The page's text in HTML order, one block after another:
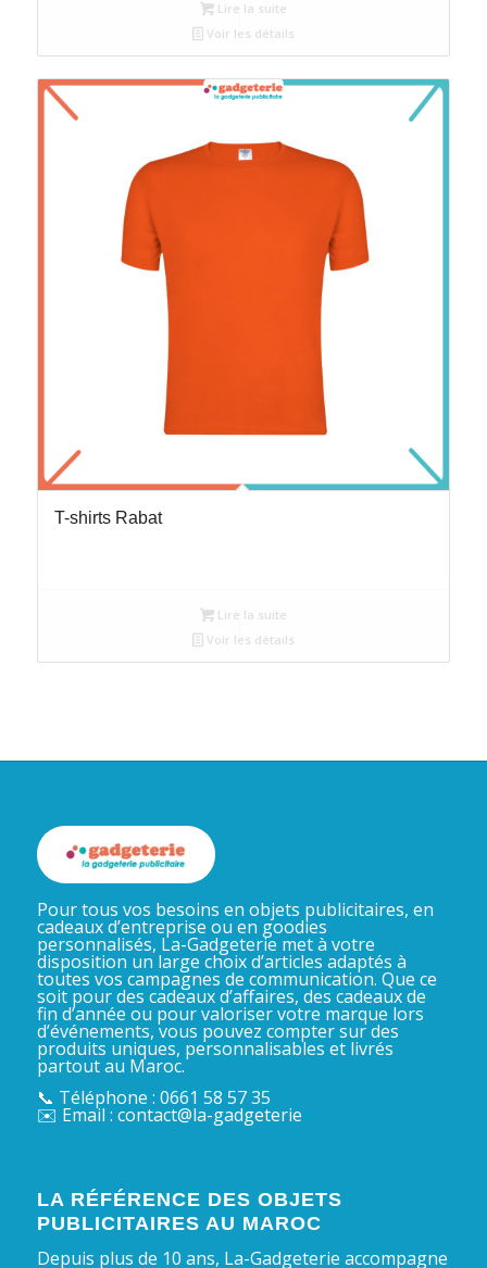
Lire la suite
Voir les détails
T-shirts Rabat
Lire la suite
Voir les détails
Pour tous vos besoins en objets publicitaires, en
cadeaux d’entreprise ou en goodies
personnalisés, La-Gadgeterie met à votre
disposition un large choix d’articles adaptés à
toutes vos campagnes de communication. Que ce
soit pour des cadeaux d’affaires, des cadeaux de
fin d’année ou pour valoriser votre marque lors
d’événements, vous pouvez compter sur des
produits uniques, personnalisables et livrés
partout au Maroc.
📞 Téléphone : 0661 58 57 35
✉️ Email : contact@la-gadgeterie
LA RÉFÉRENCE DES OBJETS
PUBLICITAIRES AU MAROC
Depuis plus de 10 ans, La-Gadgeterie accompagne